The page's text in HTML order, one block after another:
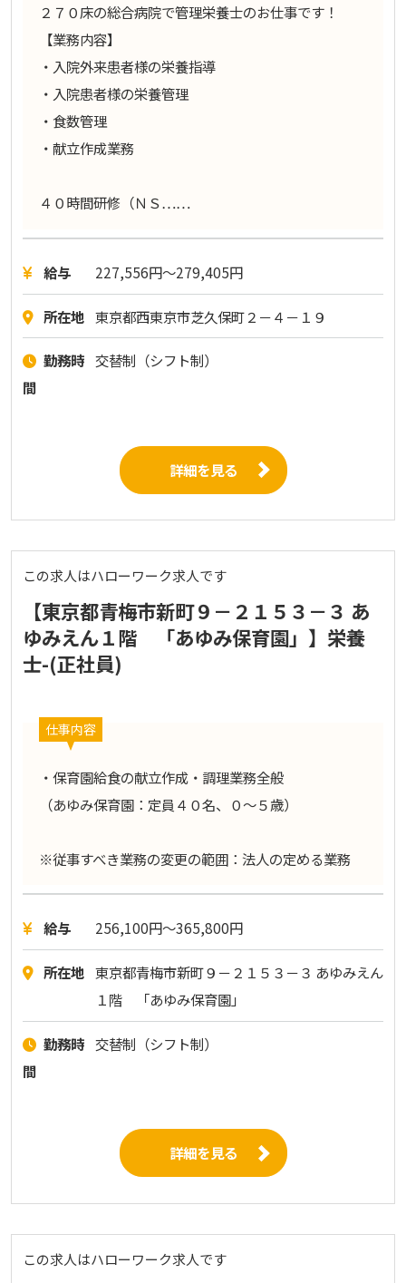
２７０床の総合病院で管理栄養士のお仕事です！
【業務内容】
・入院外来患者様の栄養指導
・入院患者様の栄養管理
・食数管理
・献立作成業務
４０時間研修（ＮＳ……
給与 227,556円〜279,405円
所在地 東京都西東京市芝久保町２－４－１９
勤務時
間
交替制（シフト制）
詳細を見る
この求人はハローワーク求人です
【東京都青梅市新町９－２１５３－３ あ
ゆみえん１階 「あゆみ保育園」】栄養
士-(正社員)
仕事内容
・保育園給食の献立作成・調理業務全般
（あゆみ保育園：定員４０名、０～５歳）
※従事すべき業務の変更の範囲：法人の定める業務
給与 256,100円〜365,800円
所在地 東京都青梅市新町９－２１５３－３ あゆみえん
１階 「あゆみ保育園」
勤務時
間
交替制（シフト制）
詳細を見る
この求人はハローワーク求人です